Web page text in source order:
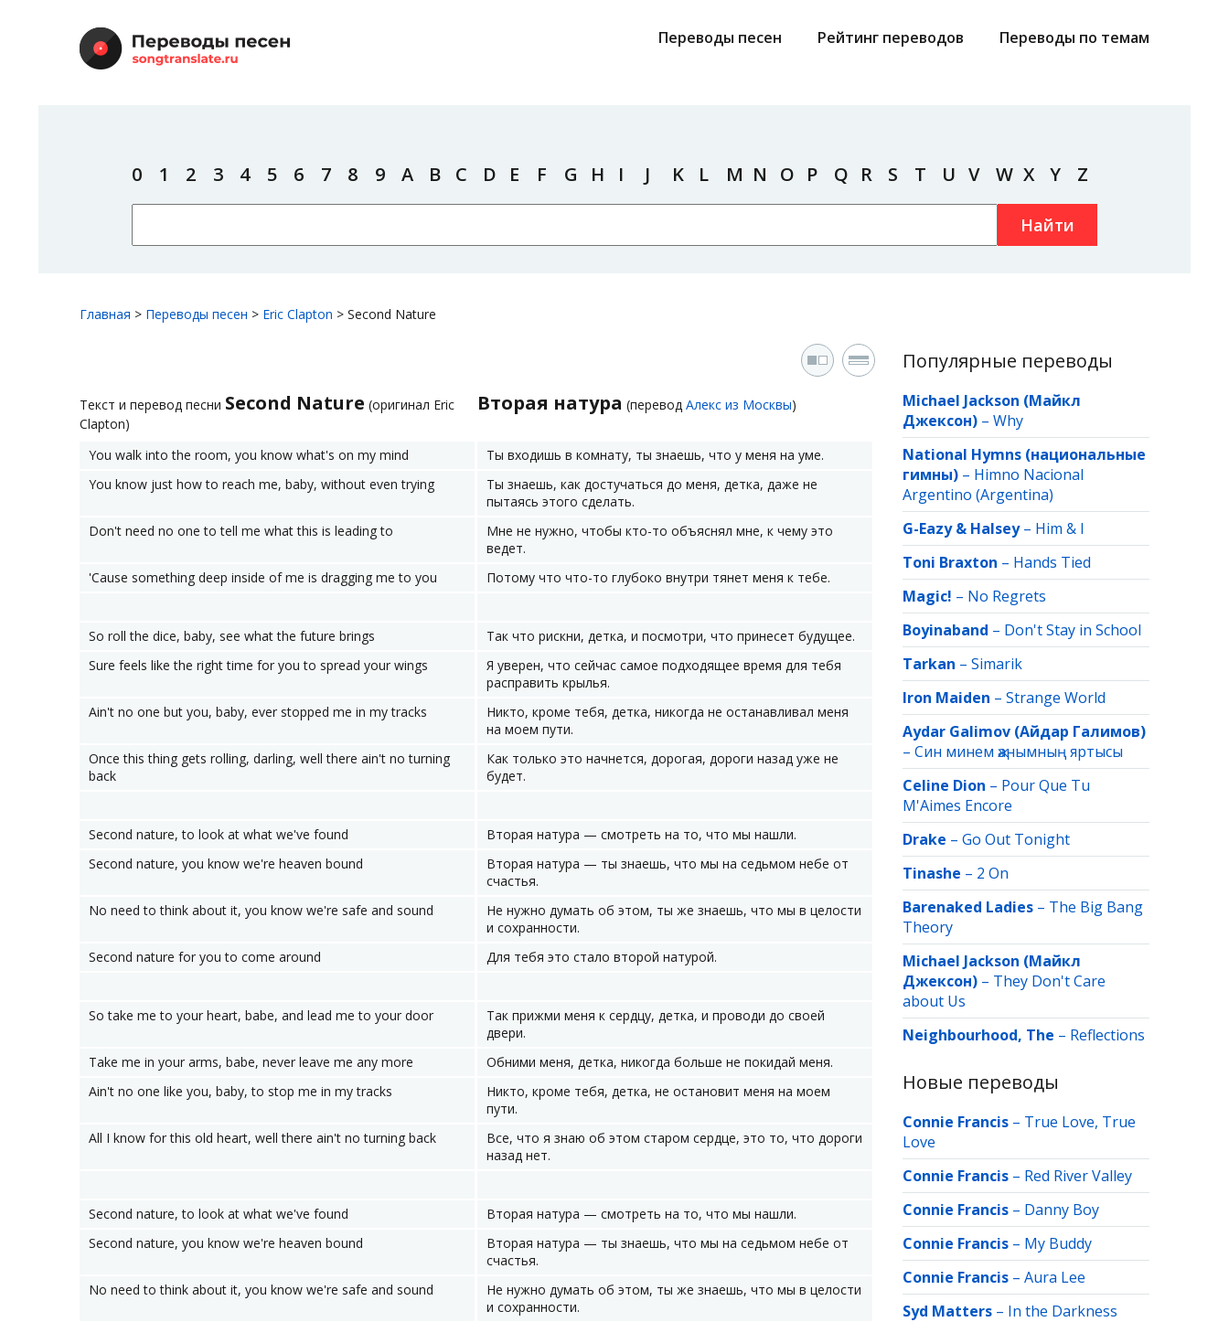
Переводы песен Рейтинг переводов Переводы по темам
0 1 2 3 4 5 6 7 8 9 A B C D E F G H I J K L M N O P Q R S T U V W X Y Z
Найти
Главная > Переводы песен > Eric Clapton > Second Nature
Текст и перевод песни Second Nature (оригинал Eric
Clapton)
Вторая натура (перевод Алекс из Москвы)
You walk into the room, you know what's on my mind
Ты входишь в комнату, ты знаешь, что у меня на уме.
You know just how to reach me, baby, without even trying
Ты знаешь, как достучаться до меня, детка, даже не
пытаясь этого сделать.
Don't need no one to tell me what this is leading to
Мне не нужно, чтобы кто-то объяснял мне, к чему это
ведет.
'Cause something deep inside of me is dragging me to you
Потому что что-то глубоко внутри тянет меня к тебе.
So roll the dice, baby, see what the future brings
Так что рискни, детка, и посмотри, что принесет будущее.
Sure feels like the right time for you to spread your wings
Я уверен, что сейчас самое подходящее время для тебя
расправить крылья.
Ain't no one but you, baby, ever stopped me in my tracks
Никто, кроме тебя, детка, никогда не останавливал меня
на моем пути.
Once this thing gets rolling, darling, well there ain't no turning
back
Как только это начнется, дорогая, дороги назад уже не
будет.
Second nature, to look at what we've found
Вторая натура — смотреть на то, что мы нашли.
Second nature, you know we're heaven bound
Вторая натура — ты знаешь, что мы на седьмом небе от
счастья.
No need to think about it, you know we're safe and sound
Не нужно думать об этом, ты же знаешь, что мы в целости
и сохранности.
Second nature for you to come around
Для тебя это стало второй натурой.
So take me to your heart, babe, and lead me to your door
Так прижми меня к сердцу, детка, и проводи до своей
двери.
Take me in your arms, babe, never leave me any more
Обними меня, детка, никогда больше не покидай меня.
Ain't no one like you, baby, to stop me in my tracks
Никто, кроме тебя, детка, не остановит меня на моем
пути.
All I know for this old heart, well there ain't no turning back
Все, что я знаю об этом старом сердце, это то, что дороги
назад нет.
Second nature, to look at what we've found
Вторая натура — смотреть на то, что мы нашли.
Second nature, you know we're heaven bound
Вторая натура — ты знаешь, что мы на седьмом небе от
счастья.
No need to think about it, you know we're safe and sound
Не нужно думать об этом, ты же знаешь, что мы в целости
и сохранности.
Популярные переводы
Michael Jackson (Майкл
Джексон) – Why
National Hymns (национальные
гимны) – Himno Nacional
Argentino (Argentina)
G-Eazy & Halsey– Him & I
Toni Braxton – Hands Tied
Magic! – No Regrets
Boyinaband – Don't Stay in School
Tarkan – Simarik
Iron Maiden – Strange World
Aydar Galimov (Айдар Галимов)
– Син минем җанымның яртысы
Celine Dion – Pour Que Tu
M'Aimes Encore
Drake – Go Out Tonight
Tinashe – 2 On
Barenaked Ladies – The Big Bang
Theory
Michael Jackson (Майкл
Джексон) – They Don't Care
about Us
Neighbourhood, The – Reflections
Новые переводы
Connie Francis – True Love, True
Love
Connie Francis – Red River Valley
Connie Francis – Danny Boy
Connie Francis – My Buddy
Connie Francis – Aura Lee
Syd Matters – In the Darkness